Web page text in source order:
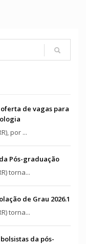
de vagas para
por ...
Pós-graduação
torna...
de Grau 2026.1
torna...
da pós-